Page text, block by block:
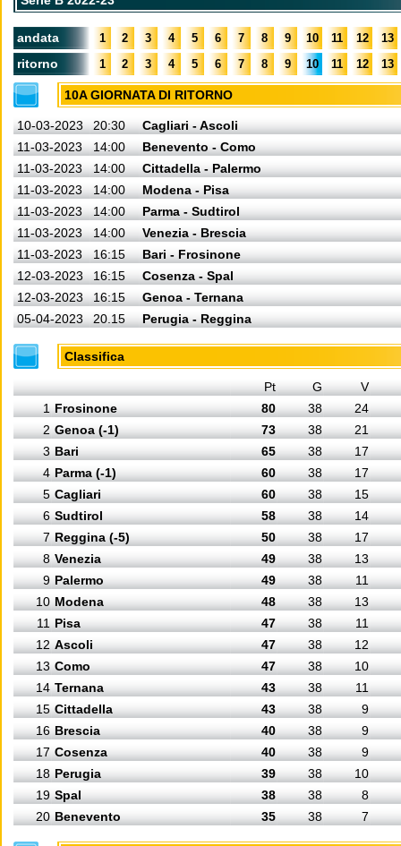
andata 1 2 3 4 5 6 7 8 9 10 11 12 13
ritorno 1 2 3 4 5 6 7 8 9 10 11 12 13
10A GIORNATA DI RITORNO
10-03-2023 20:30
Cagliari - Ascoli
11-03-2023
14:00
Benevento - Como
11-03-2023
14:00
Cittadella - Palermo
11-03-2023
14:00
Modena - Pisa
11-03-2023
14:00
Parma - Sudtirol
11-03-2023
14:00
Venezia - Brescia
11-03-2023
16:15
Bari - Frosinone
12-03-2023
16:15
Cosenza - Spal
12-03-2023
16:15
Genoa - Ternana
05-04-2023
20.15 Perugia - Reggina
Classifica
Pt G
V
1 Frosinone 80 38
24
2 Genoa (-1) 73 38
21
3 Bari 65 38
17
4 Parma (-1) 60 38
17
5 Cagliari 60 38
15
6 Sudtirol 58 38
14
7 Reggina (-5) 50 38
17
8 Venezia 49 38
13
9 Palermo 49 38
11
10 Modena 48 38
13
11 Pisa 47 38
11
12 Ascoli 47 38
12
13 Como 47 38
10
14 Ternana 43 38
11
15 Cittadella 43 38
9
16 Brescia 40 38
9
17 Cosenza 40 38
9
18 Perugia 39 38
10
19 Spal 38 38
8
20 Benevento 35 38 7